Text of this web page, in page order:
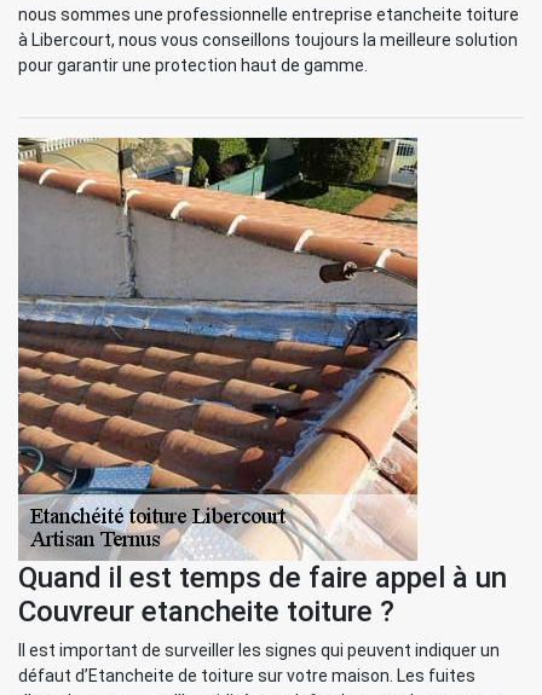
nous sommes une professionnelle entreprise etancheite toiture
à Libercourt, nous vous conseillons toujours la meilleure solution
pour garantir une protection haut de gamme.
Quand il est temps de faire appel à un
Couvreur etancheite toiture ?
Il est important de surveiller les signes qui peuvent indiquer un
défaut d’Etancheite de toiture sur votre maison. Les fuites